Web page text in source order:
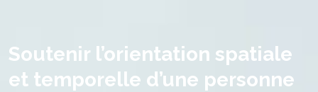
Soutenir l’orientation spatiale
et temporelle d’une personne